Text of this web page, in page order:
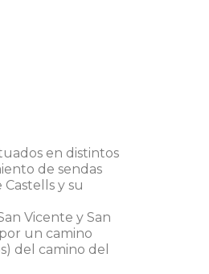
en distintos
de sendas
y su
Vicente y San
un camino
del camino del